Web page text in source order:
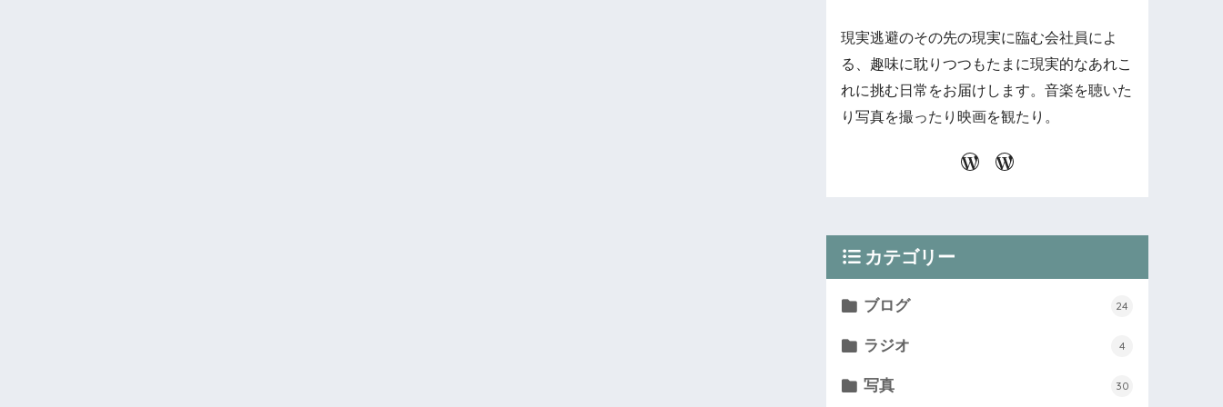
現実逃避のその先の現実に臨む会社員によ
る、趣味に耽りつつもたまに現実的なあれこ
れに挑む日常をお届けします。音楽を聴いた
り写真を撮ったり映画を観たり。
カテゴリー
ブログ 24
ラジオ 4
写真 30